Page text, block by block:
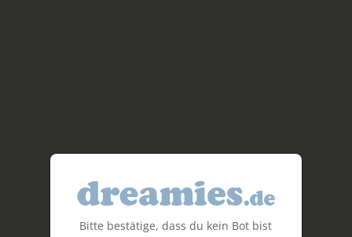
Bitte bestätige, dass du kein Bot bist